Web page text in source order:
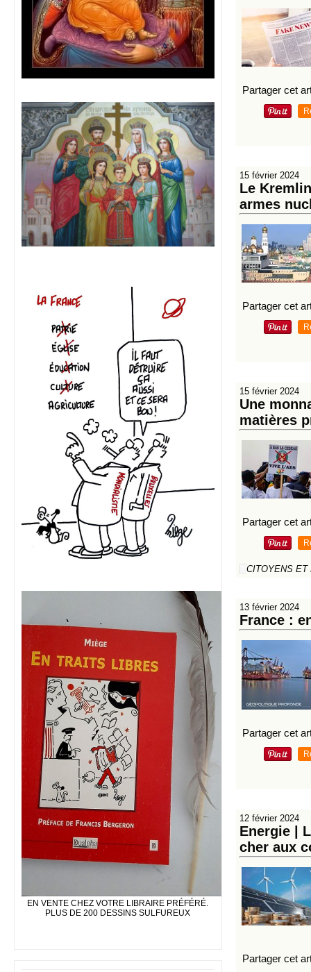
EN VENTE CHEZ VOTRE LIBRAIRE PRÉFÉRÉ.
PLUS DE 200 DESSINS SULFUREUX
Partager cet
15 février 2024
Le
armes
Partager cet
15 février 2024
Une
matières
Partager cet
CITOYENS ET
13 février 2024
France :
Partager cet
12 février 2024
Energie |
cher aux
Partager cet